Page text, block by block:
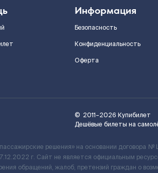
Информация
Безопасность
Конфиденциальность
Оферта
© 2011–2026 Купибилет
Дешёвые билеты на
решения» на основании договора
г. Сайт не является официальным
обращений, жалоб, претензий граждан о